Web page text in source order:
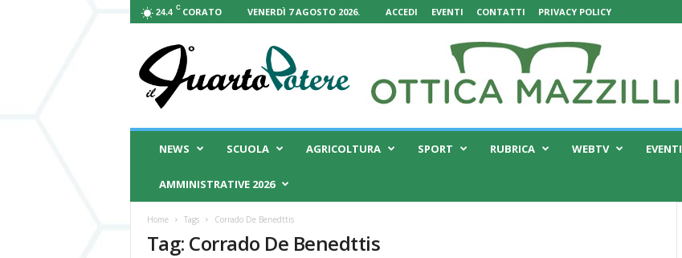
24.4 C CORATO VENERDÌ 7 AGOSTO 2026. ACCEDI EVENTI CONTATTI PRIVACY POLICY
Q
NEWS SCUOLA AGRICOLTURA SPORT RUBRICA WEBTV EVENTI
AMMINISTRATIVE 2026
Home Tags Corrado De Benedttis
Tag: Corrado De Benedttis